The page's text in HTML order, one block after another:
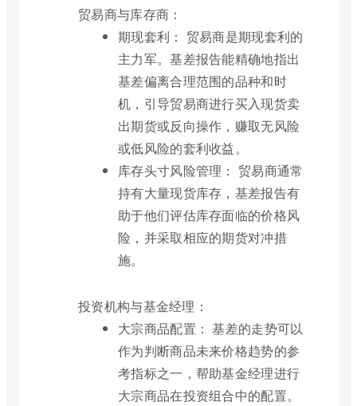
贸易商与库存商：
期现套利： 贸易商是期现套利的
主力军。基差报告能精确地指出
基差偏离合理范围的品种和时
机，引导贸易商进行买入现货卖
出期货或反向操作，赚取无风险
或低风险的套利收益。
库存头寸风险管理： 贸易商通常
持有大量现货库存，基差报告有
助于他们评估库存面临的价格风
险，并采取相应的期货对冲措
施。
投资机构与基金经理：
大宗商品配置： 基差的走势可以
作为判断商品未来价格趋势的参
考指标之一，帮助基金经理进行
大宗商品在投资组合中的配置。